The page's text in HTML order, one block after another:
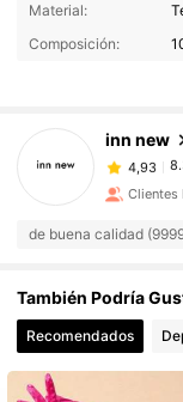
Material:
Composición:
inn new
4,93
m***s
4,93
4,93
Clientes
de buena calidad
También Podría
Recomendados